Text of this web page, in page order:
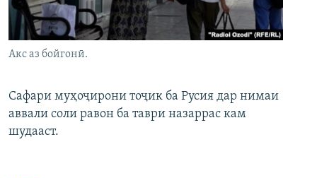
Акс аз бойгонӣ.
Сафари муҳоҷирони тоҷик ба Русия дар нимаи
аввали соли равон ба таври назаррас кам
шудааст.